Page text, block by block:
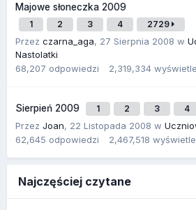
Majowe słoneczka 2009
1 2 3 4 2729
Przez czarna_aga, 27 Sierpnia 2008 w
Nastolatki
68,207 odpowiedzi 2,319,334
Sierpień 2009 1 2 3 4
Przez Joan, 22 Listopada 2008 w
62,645 odpowiedzi 2,467,518
Najczęściej czytane